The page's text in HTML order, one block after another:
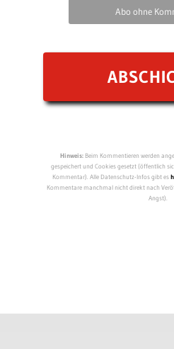
Abo ohne
Hinweis:Beim Kommentieren werden
gespeichert und Cookies gesetzt (öffentlich
Kommentar). Alle Datenschutz-Infos gibt es
Kommentare manchmal nicht direkt nach
Angst).